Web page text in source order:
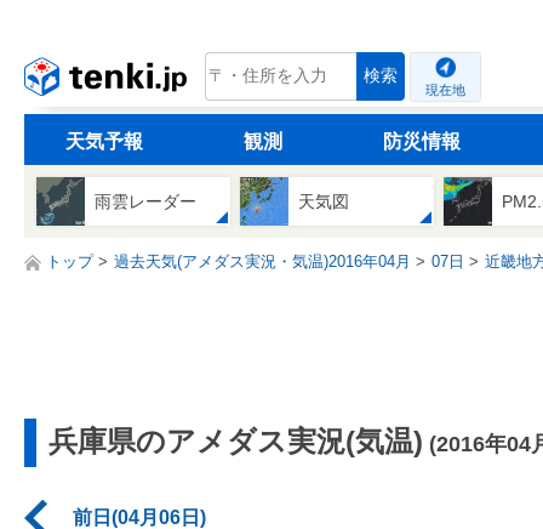
tenki.jp 検索
現在地
天気予報 観測 防災情報
雨雲レーダー 天気図
トップ 過去天気(アメダス実況・気温)2016年04月 07日 近畿地
兵庫県のアメダス実況(気温) (2016年04
前日(04月06日)